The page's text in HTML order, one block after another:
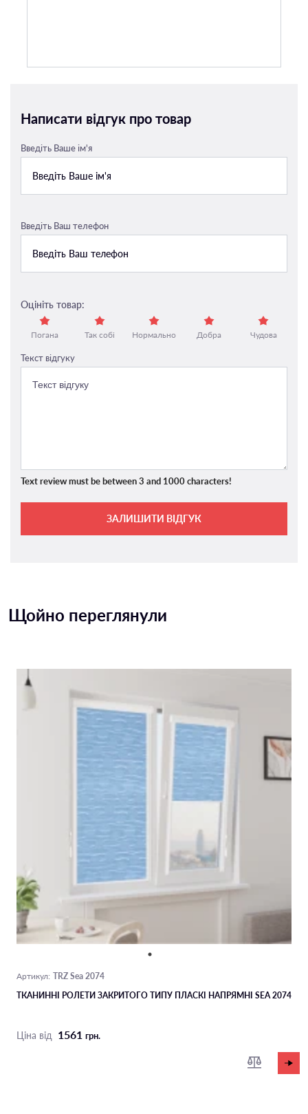
Написати відгук про товар
Введіть Ваше ім'я
Введіть Ваш телефон
Оцініть товар:
Погана Так собі Нормально Добра Чудова
Текст відгуку
Text review must be between 3 and 1000 characters!
ЗАЛИШИТИ ВІДГУК
Щойно переглянули
Артикул: TRZ Sea 2074
ТКАНИННІ РОЛЕТИ ЗАКРИТОГО ТИПУ ПЛАСКІ НАПРЯМНІ SEA 2074
Ціна від 1561 грн.